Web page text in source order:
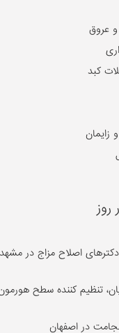
عروق
کبد
زایمان
روز
تنظیم کننده سطح
در اصفهان